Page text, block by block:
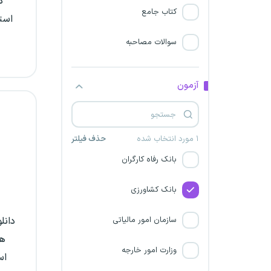
کتاب جامع
سوالات مصاحبه
آزمون
۱ مورد انتخاب شده حذف فیلتر
جذب نخبگان بخش خصوصی
وزارت نفت
بانک ملی ایران
شرکت فرودگاه‌های کشور
بانک رفاه کارگران
بانک کشاورزی
سازمان امور مالیاتی
وزارت امور خارجه